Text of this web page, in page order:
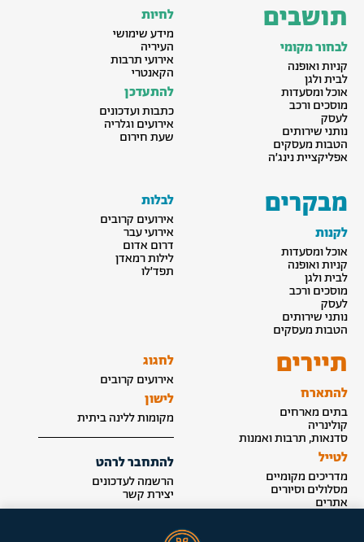
תושבים
לבחור מקומי
קניות ואופנה
לבית ולגן
אוכל ומסעדות
מוסכים ורכב
לעסק
נותני שירותים
הטבות מעסקים
אפליקציית נינג׳ה
לחיות
מידע שימושי
העיריה
אירועי תרבות
הקאנטרי
להתעדכן
כתבות ועדכונים
אירועים וגלריה
שעת חירום
מבקרים
לקנות
אוכל ומסעדות
קניות ואופנה
לבית ולגן
מוסכים ורכב
לעסק
נותני שירותים
הטבות מעסקים
לבלות
אירועים קרובים
אירועי עבר
דרום אדום
לילות רמאדן
תפד׳לו
תיירים
להתארח
בתים מארחים
קולינריה
סדנאות, תרבות ואמנות
לטייל
מדריכים מקומיים
מסלולים וסיורים
אתרים
לחגוג
אירועים קרובים
לישון
מקומות ללינה ביתית
להתחבר לרהט
הרשמה לעדכונים
יצירת קשר